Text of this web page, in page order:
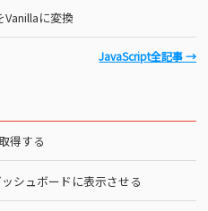
に変換
JavaScript全記事 →
得する
シュボードに表示させる